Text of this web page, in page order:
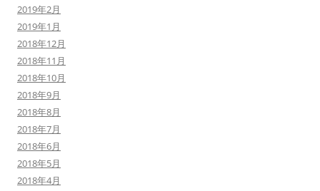
2019年2月
2019年1月
2018年12月
2018年11月
2018年10月
2018年9月
2018年8月
2018年7月
2018年6月
2018年5月
2018年4月